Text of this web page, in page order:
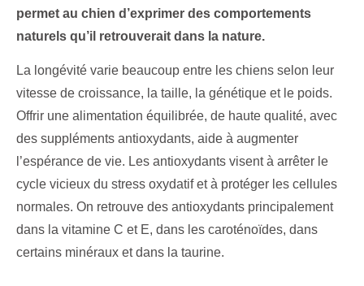
permet au chien d’exprimer des comportements
naturels qu’il retrouverait dans la nature.
La longévité varie beaucoup entre les chiens selon leur
vitesse de croissance, la taille, la génétique et le poids.
Offrir une alimentation équilibrée, de haute qualité, avec
des suppléments antioxydants, aide à augmenter
l’espérance de vie. Les antioxydants visent à arrêter le
cycle vicieux du stress oxydatif et à protéger les cellules
normales. On retrouve des antioxydants principalement
dans la vitamine C et E, dans les caroténoïdes, dans
certains minéraux et dans la taurine.